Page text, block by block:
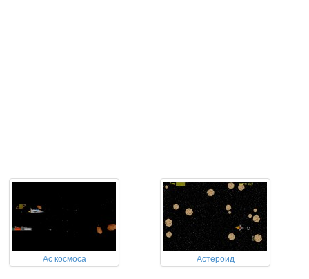
Ас космоса Астероид